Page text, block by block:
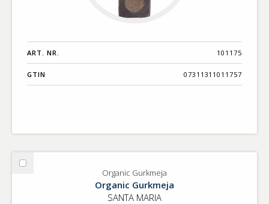
ART. NR. 101175
GTIN 07311311011757
Välj
Organic Gurkmeja
Organic Gurkmeja
SANTA MARIA